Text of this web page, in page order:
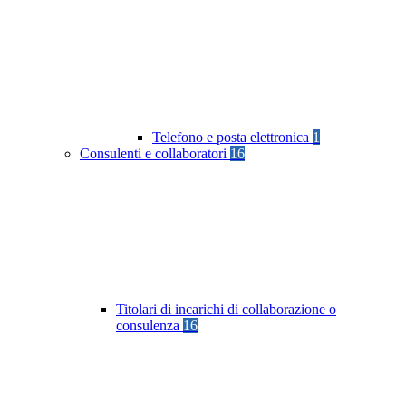
Telefono e posta elettronica 1
Consulenti e collaboratori 16
Titolari di incarichi di collaborazione o
consulenza 16